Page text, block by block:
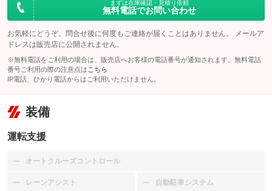
まずは在庫確認・見積り依頼
無料電話でお問い合わせ
お気軽にどうぞ。問合せ後に何度もご連絡が届くことはありません。 メールア
ドレスは販売店に公開されません。
※無料電話をご利用の場合は、販売店へお客様の電話番号が通知されます。無料電話
番号ご利用の際の注意点は こちら
IP電話、ひかり電話からはご利用いただけません。
装備
運転支援
オートクルーズコントロール
：装備なし
レーンアシスト
：装備なし 自動駐車システム
：装備なし